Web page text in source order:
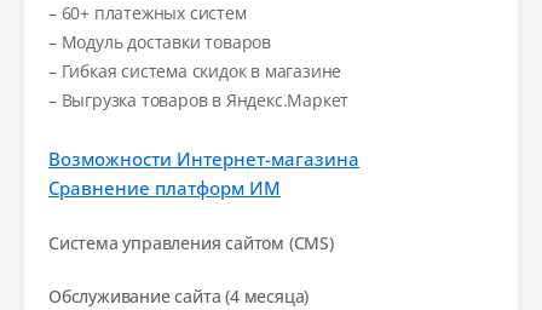
– 60+ платежных систем
– Модуль доставки товаров
– Гибкая система скидок в магазине
– Выгрузка товаров в Яндекс.Маркет
Возможности Интернет-магазина
Сравнение платформ ИМ
Система управления сайтом (CMS)
Обслуживание сайта (4 месяца)